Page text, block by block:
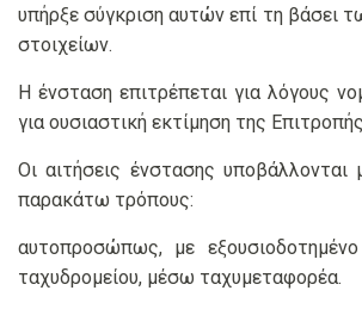
υπήρξε σύγκριση αυτών επί τη βάσει
στοιχείων.
Η ένσταση επιτρέπεται για λόγους
για ουσιαστική εκτίμηση της
Οι αιτήσεις ένστασης
παρακάτω τρόπους:
αυτοπροσώπως, με
ταχυδρομείου, μέσω ταχυμεταφορέα.